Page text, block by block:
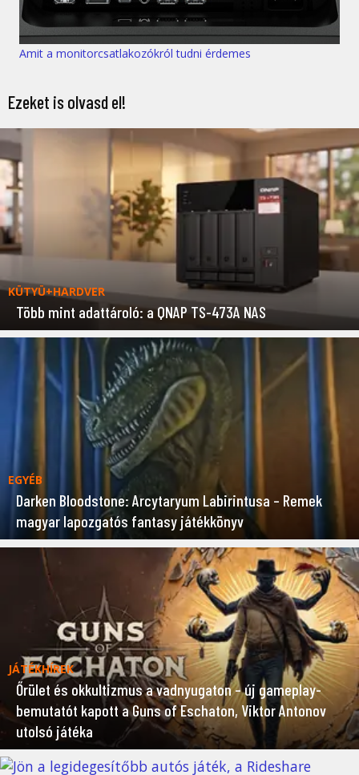
Amit a monitorcsatlakozókról tudni érdemes
Ezeket is olvasd el!
KÜTYÜ+HARDVER
Több mint adattároló: a QNAP TS-473A NAS
EGYÉB
Darken Bloodstone: Arcytaryum Labirintusa – Remek
magyar lapozgatós fantasy játékkönyv
JÁTÉKHÍREK
Őrület és okkultizmus a vadnyugaton – új gameplay-
bemutatót kapott a Guns of Eschaton, Viktor Antonov
utolsó játéka